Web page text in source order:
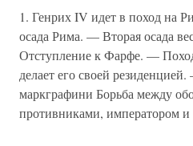
1. Генрих IV идет в поход на
осада Рима. — Вторая осада
Отступление к Фарфе. —
делает его своей
маркграфини Борьба между
противниками, императором и